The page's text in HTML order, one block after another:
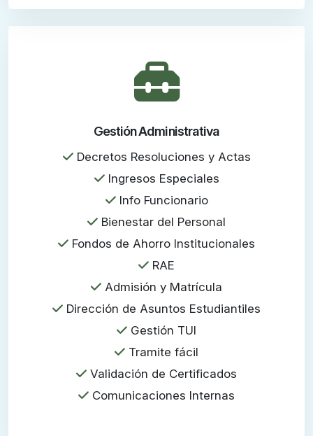
Gestión Administrativa
Decretos Resoluciones y Actas
Ingresos Especiales
Info Funcionario
Bienestar del Personal
Fondos de Ahorro Institucionales
RAE
Admisión y Matrícula
Dirección de Asuntos Estudiantiles
Gestión TUI
Tramite fácil
Validación de Certificados
Comunicaciones Internas